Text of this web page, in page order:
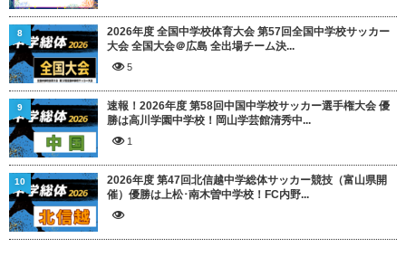
2026年度 全国中学校体育大会 第57回全国中学校サッカー
大会 全国大会＠広島 全出場チーム決...
5
8
速報！2026年度 第58回中国中学校サッカー選手権大会 優
勝は高川学園中学校！岡山学芸館清秀中...
1
9
2026年度 第47回北信越中学総体サッカー競技（富山県開
催）優勝は上松･南木曽中学校！FC内野...
10